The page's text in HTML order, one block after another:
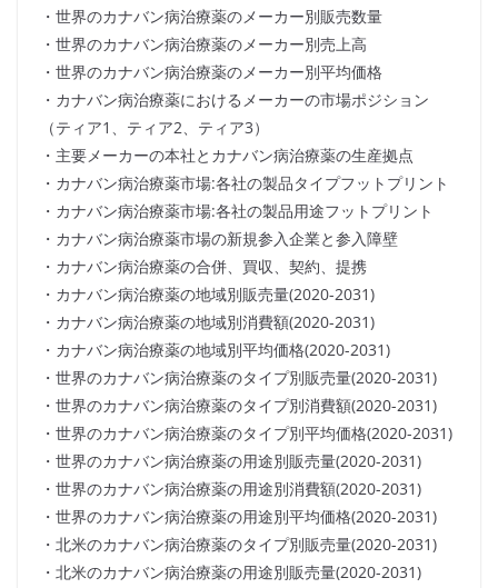
・世界のカナバン病治療薬のメーカー別販売数量
・世界のカナバン病治療薬のメーカー別売上高
・世界のカナバン病治療薬のメーカー別平均価格
・カナバン病治療薬におけるメーカーの市場ポジション
（ティア1、ティア2、ティア3）
・主要メーカーの本社とカナバン病治療薬の生産拠点
・カナバン病治療薬市場:各社の製品タイプフットプリント
・カナバン病治療薬市場:各社の製品用途フットプリント
・カナバン病治療薬市場の新規参入企業と参入障壁
・カナバン病治療薬の合併、買収、契約、提携
・カナバン病治療薬の地域別販売量(2020-2031)
・カナバン病治療薬の地域別消費額(2020-2031)
・カナバン病治療薬の地域別平均価格(2020-2031)
・世界のカナバン病治療薬のタイプ別販売量(2020-2031)
・世界のカナバン病治療薬のタイプ別消費額(2020-2031)
・世界のカナバン病治療薬のタイプ別平均価格(2020-2031)
・世界のカナバン病治療薬の用途別販売量(2020-2031)
・世界のカナバン病治療薬の用途別消費額(2020-2031)
・世界のカナバン病治療薬の用途別平均価格(2020-2031)
・北米のカナバン病治療薬のタイプ別販売量(2020-2031)
・北米のカナバン病治療薬の用途別販売量(2020-2031)